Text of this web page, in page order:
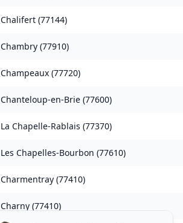
Chalifert (77144)
Chambry (77910)
Champeaux (77720)
Chanteloup-en-Brie (77600)
La Chapelle-Rablais (77370)
Les Chapelles-Bourbon (77610)
Charmentray (77410)
Charny (77410)